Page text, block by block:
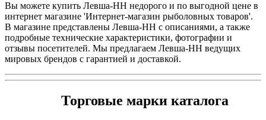
Вы можете купить Левша-НН недорого и по выгодной цене в
интернет магазине 'Интернет-магазин рыболовных товаров'.
В магазине представлены Левша-НН с описаниями, а также
подробные технические характеристики, фотографии и
отзывы посетителей. Мы предлагаем Левша-НН ведущих
мировых брендов с гарантией и доставкой.
Торговые марки каталога